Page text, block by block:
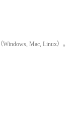
Mac, Linux）。